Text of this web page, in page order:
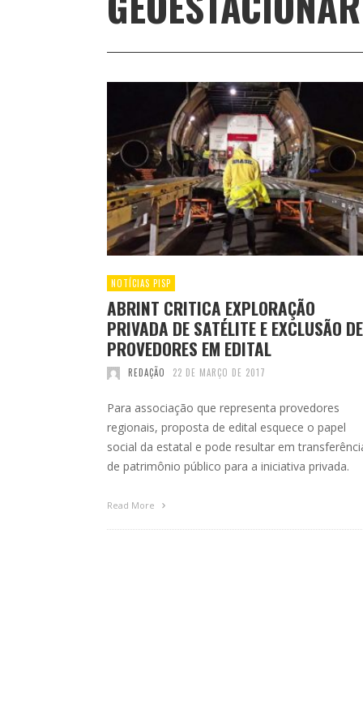
NOTÍCIAS PISP
ABRINT CRITICA EXPLORAÇÃO
PRIVADA DE SATÉLITE E EXCLUSÃO DE
PROVEDORES EM EDITAL
REDAÇÃO 22 DE MARÇO DE 2017
Para associação que representa provedores
regionais, proposta de edital esquece o papel
social da estatal e pode resultar em
de patrimônio público para a iniciativa privada.
Read More